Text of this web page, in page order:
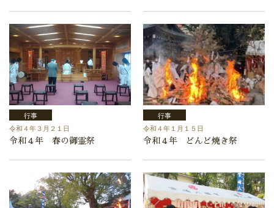
行事
令和４年３月２１日
令和４年 春の御霊祭
行事
令和４年１月１５日
令和４年 どんど焼き祭